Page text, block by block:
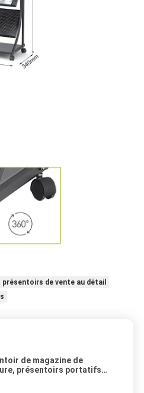
présentoirs de vente au détail
de magazine de
présentoirs portatifs